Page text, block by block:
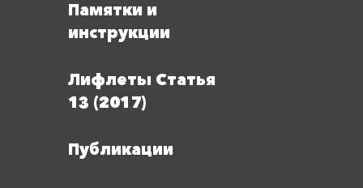
Памятки и
инструкции
Лифлеты Статья
13 (2017)
Публикации